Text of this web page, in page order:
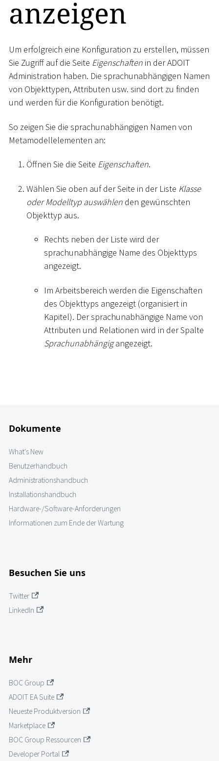
anzeigen
Um erfolgreich eine Konfiguration zu erstellen, müssen
Sie Zugriff auf die Seite Eigenschaften in der ADOIT
Administration haben. Die sprachunabhängigen Namen
von Objekttypen, Attributen usw. sind dort zu finden
und werden für die Konfiguration benötigt.
So zeigen Sie die sprachunabhängigen Namen von
Metamodellelementen an:
Öffnen Sie die Seite Eigenschaften.
Wählen Sie oben auf der Seite in der Liste Klasse
oder Modelltyp auswählen den gewünschten
Objekttyp aus.
Rechts neben der Liste wird der
sprachunabhängige Name des Objekttyps
angezeigt.
Im Arbeitsbereich werden die Eigenschaften
des Objekttyps angezeigt (organisiert in
Kapitel). Der sprachunabhängige Name von
Attributen und Relationen wird in der Spalte
Sprachunabhängigangezeigt.
Dokumente
What's New
Benutzerhandbuch
Administrationshandbuch
Installationshandbuch
Hardware-/Software-Anforderungen
Informationen zum Ende der Wartung
Besuchen Sie uns
Twitter
LinkedIn
Mehr
BOC Group
ADOIT EA Suite
Neueste Produktversion
Marketplace
BOC Group Ressourcen
Developer Portal